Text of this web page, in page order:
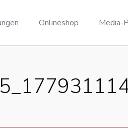
Onlineshop Media-